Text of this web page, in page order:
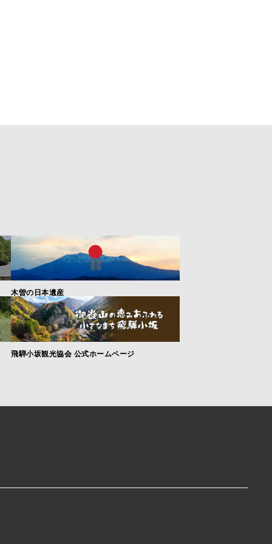
木曽の日本遺産
飛騨小坂観光協会 公式ホームページ